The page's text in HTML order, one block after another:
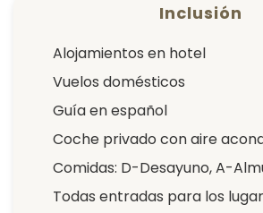
Inclusión
Alojamientos en hotel
Vuelos domésticos
Guía en español
Coche privado con aire
Comidas: D-Desayuno, A-
Todas entradas para los